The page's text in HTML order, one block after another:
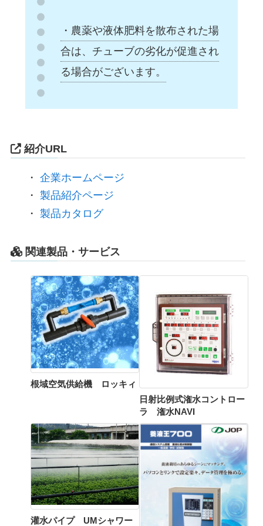
・農薬や液体肥料を散布された場
合は、チューブの劣化が促進され
る場合がございます。
紹介URL
・ 企業ホームページ
・ 製品紹介ページ
・ 製品カタログ
関連製品・サービス
根域空気供給機 ロッキィ
日射比例式潅水コントロー
ラ 潅水NAVI
灌水パイプ UMシャワー